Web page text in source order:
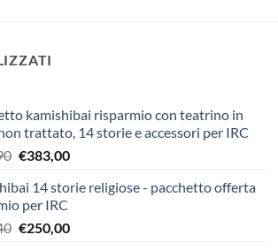
kamishibai risparmio con teatrino in
trattato, 14 storie e accessori per IRC
Il
originale
era:
€403,90.
€383,00Il
attuale
€383,00.
14 storie religiose - pacchetto offerta
per IRC
Il
€250,00Il